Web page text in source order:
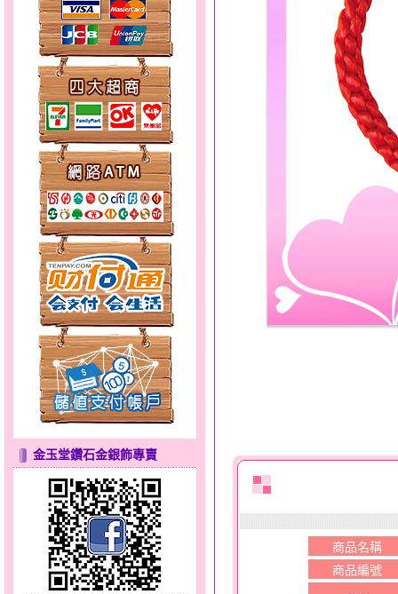
彩蝶倩影～金銀鋼套鍊
分享愛～金銀鋼套鍊
只愛你～男黃金戒指
金玉堂鑽石金銀飾專賣
商品名稱
商品編號